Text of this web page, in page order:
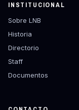
INSTITUCIONAL
Sobre LNB
Historia
Directorio
Staff
Documentos